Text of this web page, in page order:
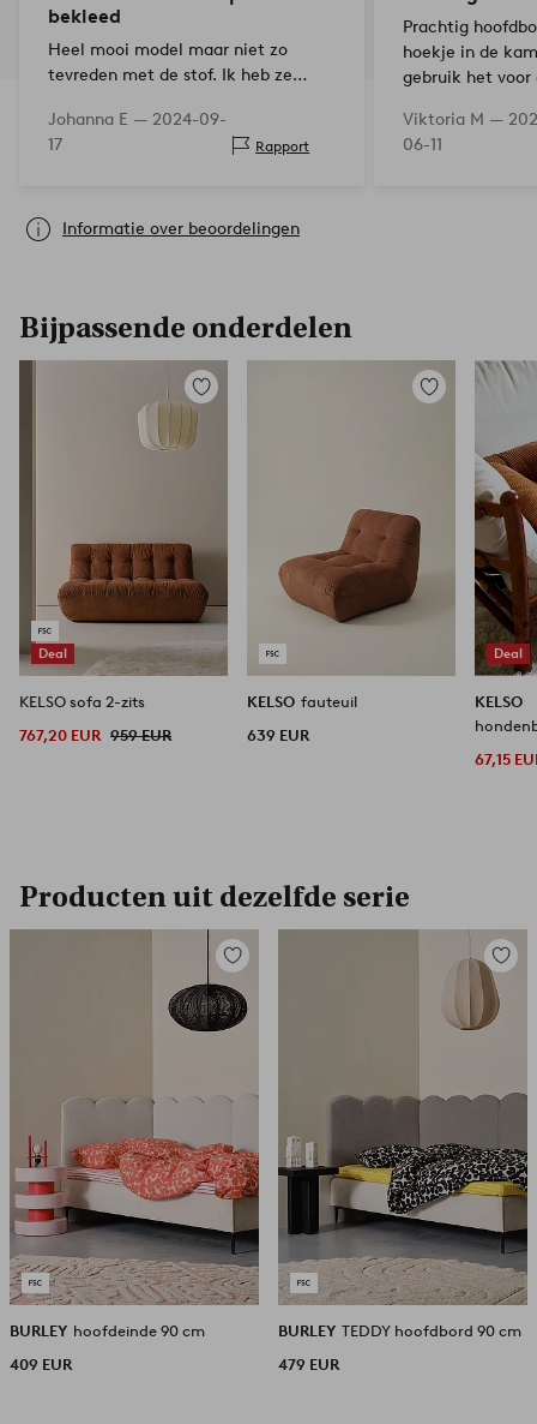
bekleed
Heel mooi model maar niet zo
tevreden met de stof. Ik heb ze
werd zoals ik wilde. Het werd
perfect. De kopstukken ruiken een
Johanna E — 2024-09-
17
Rapport
Prachtig
hoekje in de
gebruik het voor
nadeel is dat de
worden
Viktoria M —
06-11
Informatie over beoordelingen
Bijpassende onderdelen
Deal
Toevoegen
aan
favorieten
KELSO sofa 2-zits
767,20 EUR 959 EUR
Toevoegen
KELSO fauteuil
639 EUR
Deal
KELSO
67,15
Producten uit dezelfde serie
Toevoegen
favorieten
BURLEY
hoofdeinde 90 cm
409 EUR
aan
BURLEY TEDDY hoofdbord 90 cm
479 EUR